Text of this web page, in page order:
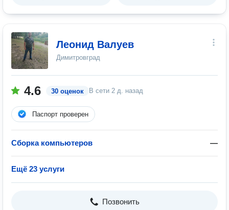
Леонид Валуев
Димитровград
4.6 30 оценок В сети 2 д. назад
Паспорт проверен
Сборка компьютеров —
Ещё 23 услуги
Позвонить